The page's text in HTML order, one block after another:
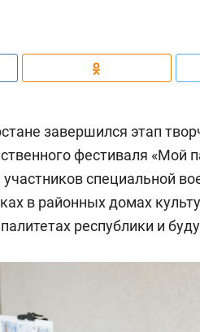
завершился этап
фестиваля «Мой
специальной
в районных домах
республики и